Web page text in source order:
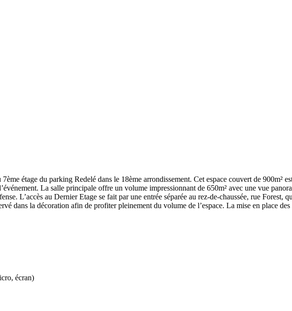
étage du parking Redelé dans le 18ème arrondissement. Cet espace couvert de 900m²
La salle principale offre un volume impressionnant de 650m² avec une vue
L’accès au Dernier Etage se fait par une entrée séparée au rez-de-chaussée, rue Forest,
dans la décoration afin de profiter pleinement du volume de l’espace. La mise en place
écran)